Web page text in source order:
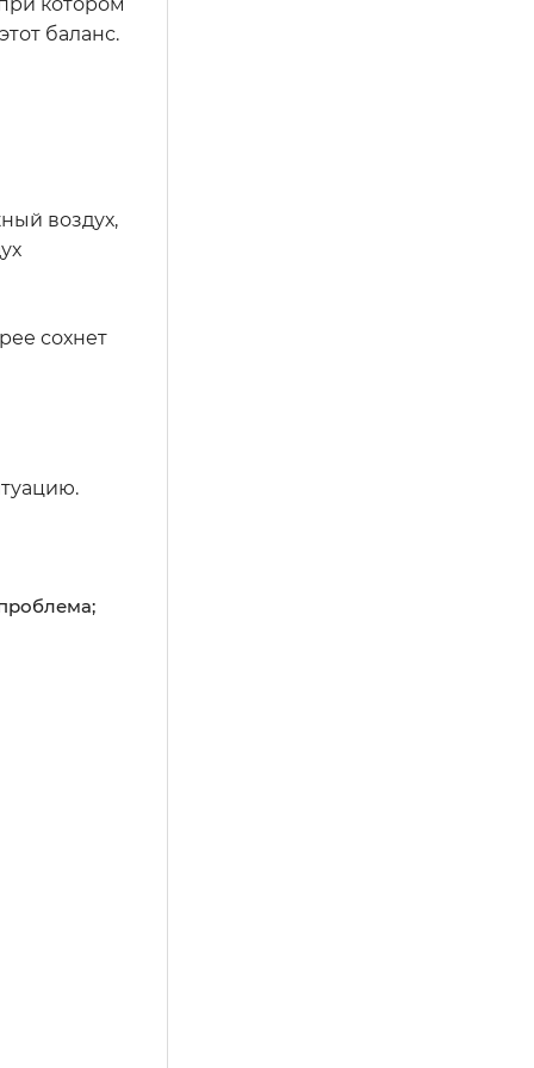
баланс.
воздух,
сохнет